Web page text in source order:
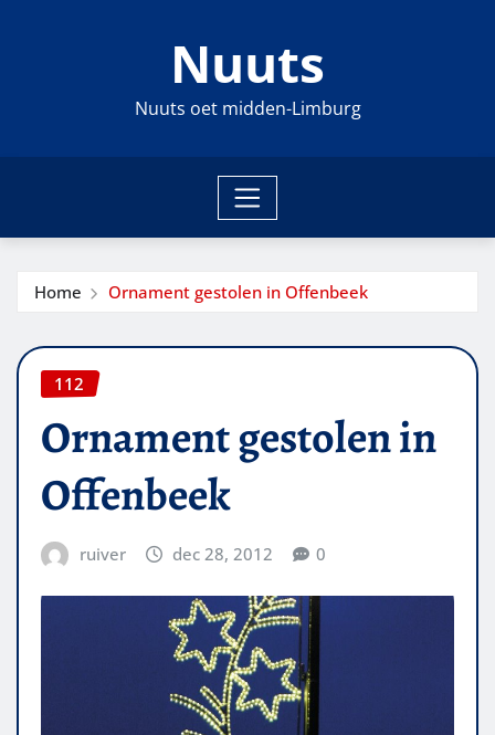
Nuuts
Nuuts oet midden-Limburg
Home Ornament gestolen in Offenbeek
112
Ornament gestolen in
Offenbeek
ruiver dec 28, 2012 0